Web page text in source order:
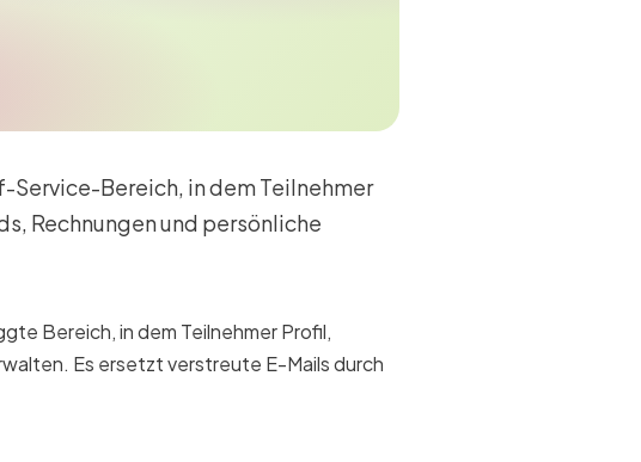
Service-Bereich, in dem Teilnehmer
Rechnungen und persönliche
Bereich, in dem Teilnehmer Profil,
Es ersetzt verstreute E-Mails durch